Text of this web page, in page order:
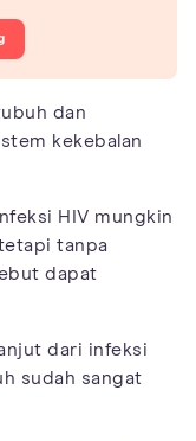
dan
kekebalan
HIV mungkin
tanpa
dapat
dari infeksi
sudah sangat